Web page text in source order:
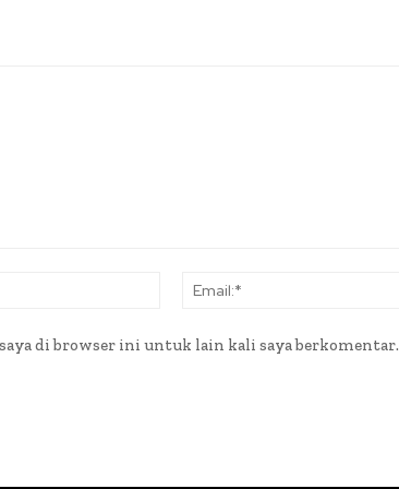
Nama:*
di browser ini untuk lain kali saya berkomentar.